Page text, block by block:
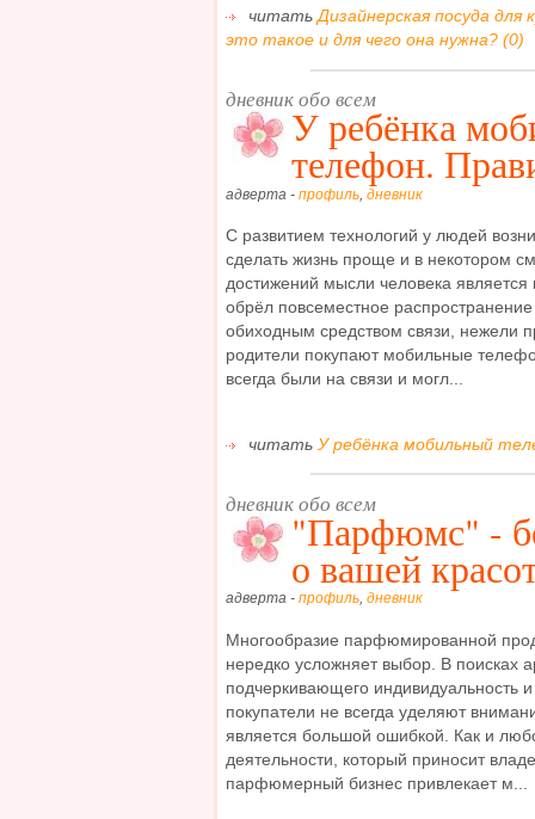
читатьДизайнерская посуда для
это такое и для чего она нужна? (0)
дневник обо всем
У ребёнка
телефон.
адверта - профиль, дневник
С развитием технологий у людей
сделать жизнь проще и в некотором
достижений мысли человека
обрёл повсеместное
обиходным средством связи, нежели
родители покупают мобильные
всегда были на связи и могл...
читать У ребёнка мобильный
дневник обо всем
"Парфюмс" -
о вашей
адверта - профиль, дневник
Многообразие парфюмированной
нередко усложняет выбор. В поисках
подчеркивающего индивидуальность
покупатели не всегда уделяют
является большой ошибкой. Как и
деятельности, который приносит
парфюмерный бизнес привлекает м...